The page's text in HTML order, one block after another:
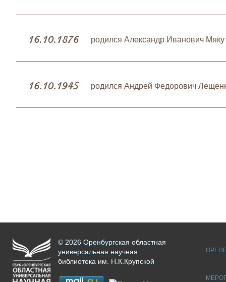
16.10.1876 родился Александр Иванович
16.10.1945 родился Андрей Федорович
© 2026 Оренбургская областная
универсальная научная
библиотека им. Н.К.Крупской